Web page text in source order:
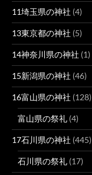
11埼玉県の神社 (4)
13東京都の神社 (5)
14神奈川県の神社 (1)
15新潟県の神社 (46)
16富山県の神社 (128)
富山県の祭礼 (4)
17石川県の神社 (445)
石川県の祭礼 (17)